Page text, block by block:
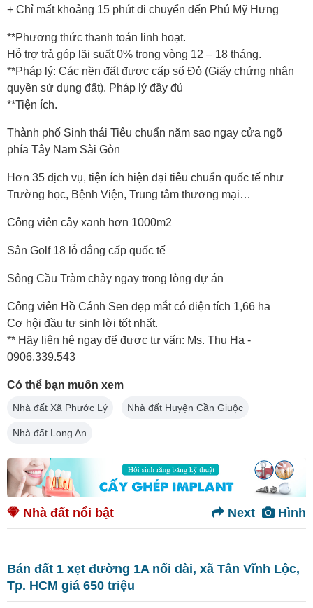
+ Chỉ mất khoảng 15 phút di chuyển đến Phú Mỹ Hưng
**Phương thức thanh toán linh hoạt.
Hỗ trợ trả góp lãi suất 0% trong vòng 12 – 18 tháng.
**Pháp lý: Các nền đất được cấp sổ Đỏ (Giấy chứng nhận
quyền sử dụng đất). Pháp lý đầy đủ
**Tiện ích.
Thành phố Sinh thái Tiêu chuẩn năm sao ngay cửa ngõ
phía Tây Nam Sài Gòn
Hơn 35 dịch vụ, tiện ích hiện đại tiêu chuẩn quốc tế như
Trường học, Bệnh Viện, Trung tâm thương mại…
Công viên cây xanh hơn 1000m2
Sân Golf 18 lỗ đẳng cấp quốc tế
Sông Cầu Tràm chảy ngay trong lòng dự án
Công viên Hồ Cánh Sen đẹp mắt có diện tích 1,66 ha
Cơ hội đầu tư sinh lời tốt nhất.
** Hãy liên hệ ngay để được tư vấn: Ms. Thu Hạ -
0906.339.543
Có thể bạn muốn xem
Nhà đất Xã Phước Lý Nhà đất Huyện Cần Giuộc
Nhà đất Long An
Nhà đất nổi bật Hình
Next
Bán đất 1 xẹt đường 1A nối dài, xã Tân Vĩnh Lộc,
Tp. HCM giá 650 triệu